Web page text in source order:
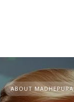
ABOUT MADHEPURA